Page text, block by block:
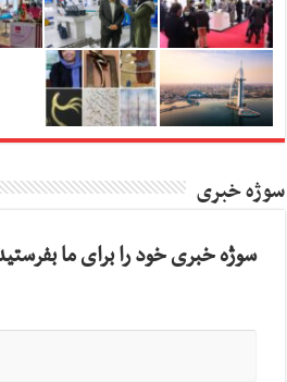
سوژه خبری
سوژه خبری خود را برای ما